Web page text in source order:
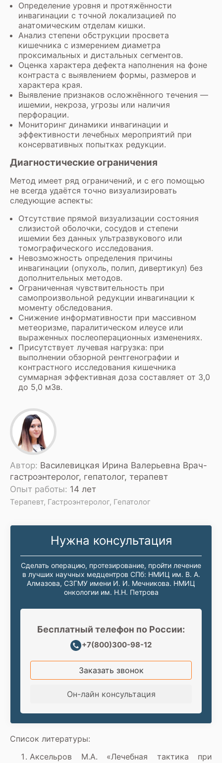
Определение уровня и протяжённости
инвагинации с точной локализацией по
анатомическим отделам кишки.
Анализ степени обструкции просвета
кишечника с измерением диаметра
проксимальных и дистальных сегментов.
Оценка характера дефекта наполнения на фоне
контраста с выявлением формы, размеров и
характера края.
Выявление признаков осложнённого течения —
ишемии, некроза, угрозы или наличия
перфорации.
Мониторинг динамики инвагинации и
эффективности лечебных мероприятий при
консервативных попытках редукции.
Диагностические ограничения
Метод имеет ряд ограничений, и с его помощью
не всегда удаётся точно визуализировать
следующие аспекты:
Отсутствие прямой визуализации состояния
слизистой оболочки, сосудов и степени
ишемии без данных ультразвукового или
томографического исследования.
Невозможность определения причины
инвагинации (опухоль, полип, дивертикул) без
дополнительных методов.
Ограниченная чувствительность при
самопроизвольной редукции инвагинации к
моменту обследования.
Снижение информативности при массивном
метеоризме, паралитическом илеусе или
выраженных послеоперационных изменениях.
Присутствует лучевая нагрузка: при
выполнении обзорной рентгенографии и
контрастного исследования кишечника
суммарная эффективная доза составляет от 3,0
до 5,0 мЗв.
Автор: Василевицкая Ирина Валерьевна Врач-
гастроэнтеролог, гепатолог, терапевт
Опыт работы: 14 лет
Терапевт, Гастроэнтеролог, Гепатолог
Нужна консультация
Сделать операцию, протезирование, пройти лечение
в лучших научных медцентров СПб: НМИЦ им. В. А.
Алмазова, СЗГМУ имени И. И. Мечникова. НМИЦ
онкологии им. Н.Н. Петрова
Бесплатный телефон по России:
+7(800)300-98-12
Заказать звонок
Он-лайн консультация
Список литературы:
Аксельров М.А. «Лечебная тактика при